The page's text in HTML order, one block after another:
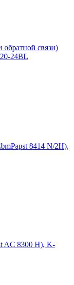
связи)
24BL
8414 N/2H),
AC 8300 H), K-